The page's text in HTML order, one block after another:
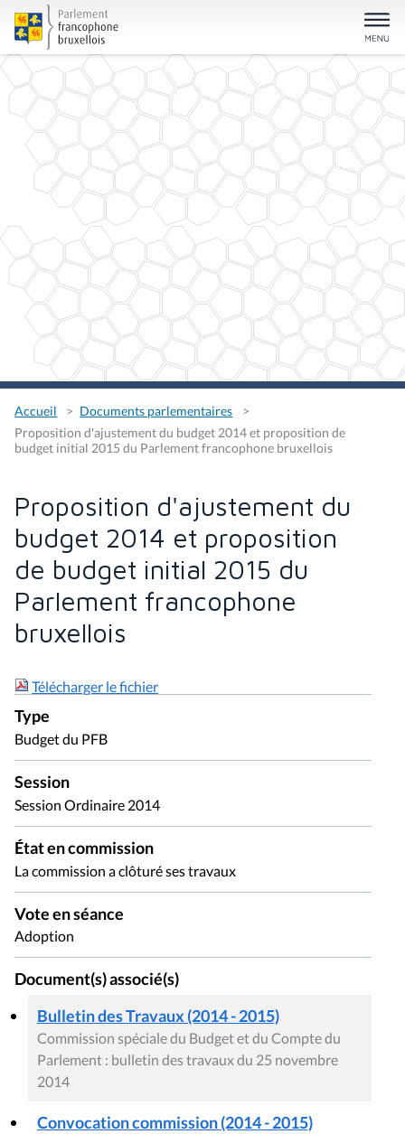
Accueil
Documents parlementaires
Proposition d'ajustement du budget 2014 et proposition de
budget initial 2015 du Parlement francophone bruxellois
Proposition d'ajustement du
budget 2014 et proposition
de budget initial 2015 du
Parlement francophone
bruxellois
Télécharger le fichier
Type
Budget du PFB
Session
Session Ordinaire 2014
État en commission
La commission a clôturé ses travaux
Vote en séance
Adoption
Document(s) associé(s)
Bulletin des Travaux (2014 - 2015)
Commission spéciale du Budget et du Compte du
Parlement : bulletin des travaux du 25 novembre
2014
Convocation commission (2014 - 2015)